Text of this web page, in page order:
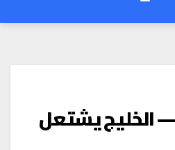
الخليج يشتعل